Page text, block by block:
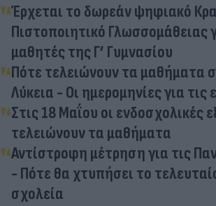
Έρχεται το δωρεάν ψηφιακό
Πιστοποιητικό Γλωσσομάθειας
μαθητές της Γ’ Γυμνασίου
Πότε τελειώνουν τα μαθήματα
Λύκεια - Οι ημερομηνίες για τις
Στις 18 Μαΐου οι ενδοσχολικές
τελειώνουν τα μαθήματα
Αντίστροφη μέτρηση για τις
- Πότε θα χτυπήσει το
σχολεία